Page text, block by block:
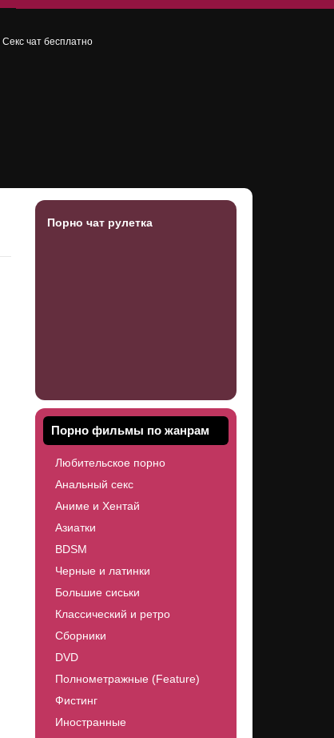
Секс чат бесплатно
Порно чат рулетка
Порно фильмы по жанрам
Любительское порно
Анальный секс
Аниме и Хентай
Азиатки
BDSM
Черные и латинки
Большие сиськи
Классический и ретро
Сборники
DVD
Полнометражные (Feature)
Фистинг
Иностранные